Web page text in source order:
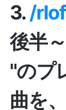
3./
後半
"のプ
曲を